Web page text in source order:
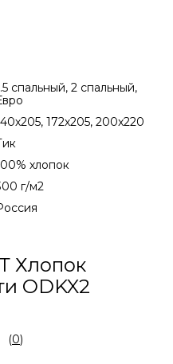
спальный, 2 спальный,
172х205, 200x220
хлопок
г/м2
Хлопок
ODKX2
(0)